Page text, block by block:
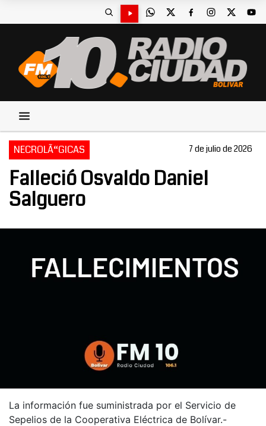
NECROLÃ“GICAS 7 de julio de 2026
Falleció Osvaldo Daniel
Salguero
La información fue suministrada por el Servicio de
Sepelios de la Cooperativa Eléctrica de Bolívar.-